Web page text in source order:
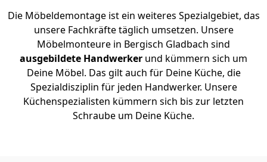
Die Möbeldemontage ist ein weiteres Spezialgebiet, das
unsere Fachkräfte täglich umsetzen. Unsere
Möbelmonteure in Bergisch Gladbach sind
ausgebildete Handwerker und kümmern sich um
Deine Möbel. Das gilt auch für Deine Küche, die
Spezialdisziplin für jeden Handwerker. Unsere
Küchenspezialisten kümmern sich bis zur letzten
Schraube um Deine Küche.